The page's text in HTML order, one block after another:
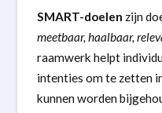
SMART-doelen zijn
meetbaar, haalbaar,
raamwerk helpt
intenties om te zetten
kunnen worden